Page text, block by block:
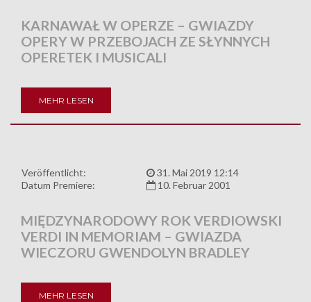
KARNAWAŁ W OPERZE – GWIAZDY
OPERY W PRZEBOJACH ZE SŁYNNYCH
OPERETEK I MUSICALI
MEHR LESEN
Veröffentlicht:
31. Mai 2019 12:14
Datum Premiere:
10. Februar 2001
MIĘDZYNARODOWY ROK VERDIOWSKI
VERDI IN MEMORIAM – GWIAZDA
WIECZORU GWENDOLYN BRADLEY
MEHR LESEN